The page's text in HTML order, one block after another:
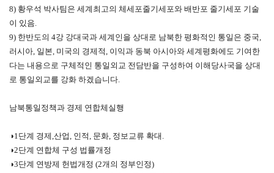
8) 황우석 박사팀은 세계최고의 체세포줄기세포와 배반포 줄기세포 기술
이 있음.
9) 한반도의 4강 강대국과 세계인을 상대로 남북한 평화적인 통일은 중국,
러시아, 일본, 미국의 경제적, 이익과 동북 아시아와 세계평화에도 기여한
다는 내용으로 구체적인 통일외교 전담반을 구성하여 이해당사국을 상대
로 통일외교를 강화 하겠습니다.
남북통일정책과 경제 연합체실행
◑1단계 경제,산업, 인적, 문화, 정보교류 확대.
◑2단계 연합체 구성 법률개정
◑3단계 연방제 헌법개정 (2개의 정부인정)